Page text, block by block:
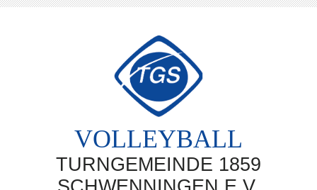
VOLLEYBALL
TURNGEMEINDE 1859